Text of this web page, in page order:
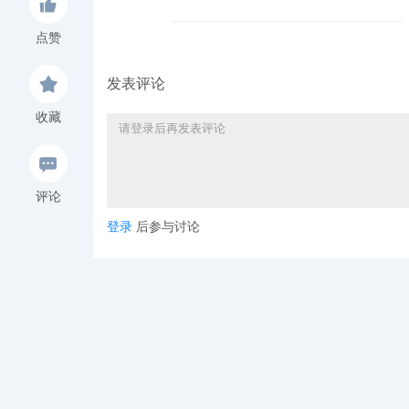
点赞
收藏
评论
发表评论
登录 后参与讨论